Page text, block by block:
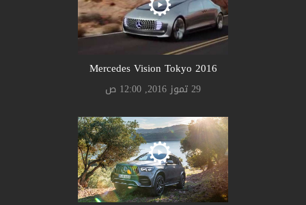
Mercedes Vision Tokyo 2016
29 تموز 2016, 12:00 ص